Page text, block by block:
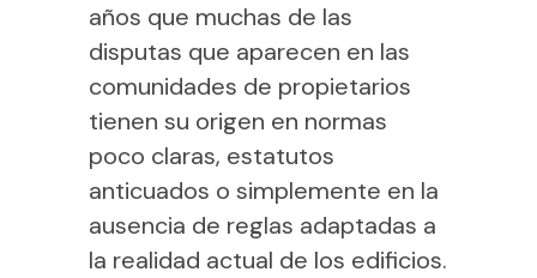
años que muchas de las
disputas que aparecen en las
comunidades de propietarios
tienen su origen en normas
poco claras, estatutos
anticuados o simplemente en la
ausencia de reglas adaptadas a
la realidad actual de los edificios.